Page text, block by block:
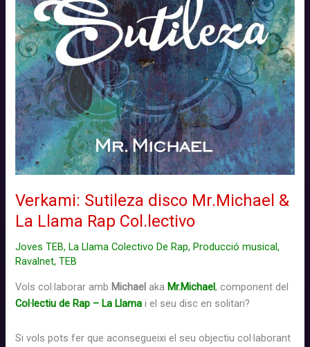
Verkami: Sutileza disco Mr.Michael &
La Llama Rap Col.lectivo
Joves TEB,La Llama Colectivo De Rap,Producció musical,
Ravalnet,TEB
Vols col·laborar amb Michael akaMr.Michael, component del
Col·lectiu de Rap – La Llama i el seu disc en solitari?
Si vols pots fer que aconsegueixi el seu objectiucol·laborant